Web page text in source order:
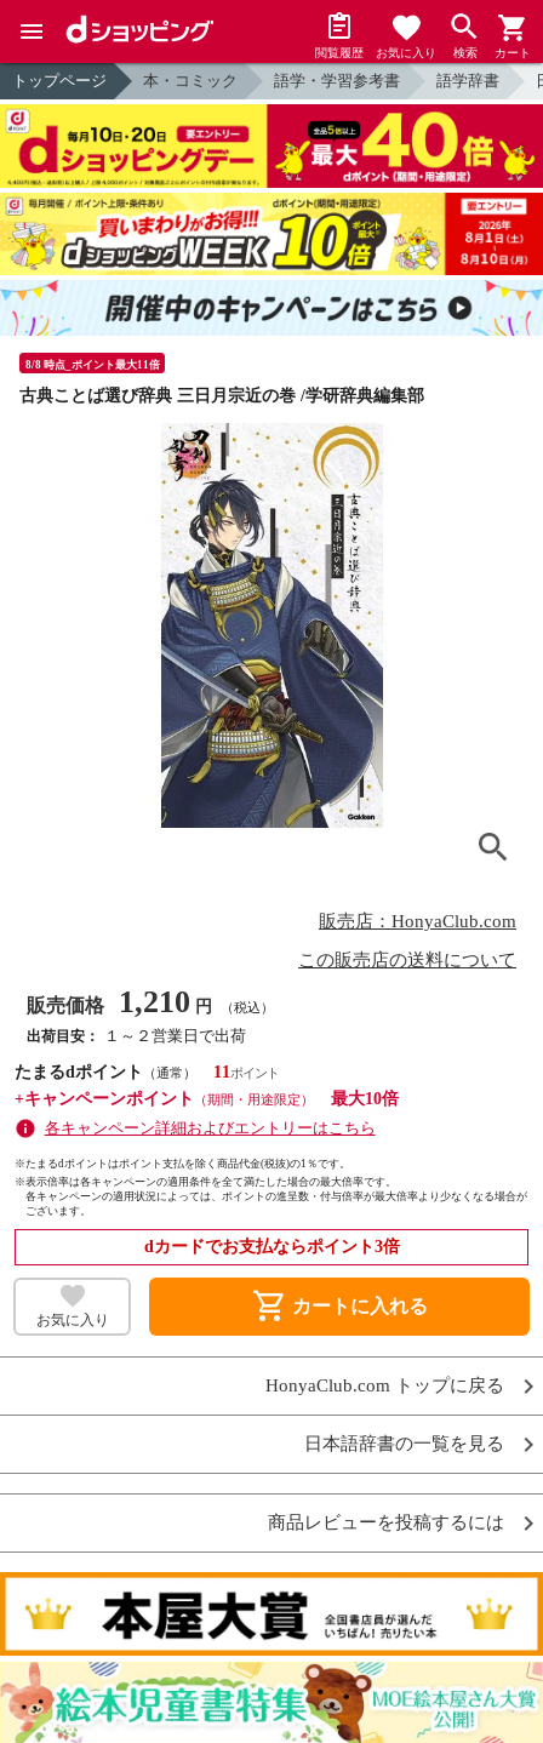
閲覧履歴 お気に入り 検索 カート
トップページ 本・コミック 語学・学習参考書 語学辞書
8/8 時点_ポイント最大11倍
古典ことば選び辞典 三日月宗近の巻 /学研辞典編集部
販売店：HonyaClub.com
この販売店の送料について
販売価格 1,210 円 （税込）
出荷目安：
１～２営業日で出荷
たまるdポイント
（通常）
11
+キャンペーンポイント
（期間・用途限定）
最大10倍
各キャンペーン詳細およびエントリーはこちら
※たまるdポイントはポイント支払を除く商品代金(税抜)の1％です。
※表示倍率は各キャンペーンの適用条件を全て満たした場合の最大倍率です。
各キャンペーンの適用状況によっては、ポイントの進呈数・付与倍率が最大倍率より少なくなる場合が
ございます。
dカードでお支払ならポイント3倍
お気に入り shopping_cart カートに入れる
HonyaClub.com トップに戻る
日本語辞書の一覧を見る
商品レビューを投稿するには